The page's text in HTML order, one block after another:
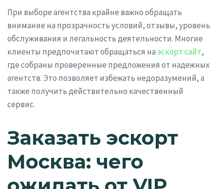
При выборе агентства крайне важно обращать
внимание на прозрачность условий, отзывы, уровень
обслуживания и легальность деятельности. Многие
клиенты предпочитают обращаться наэскорт сайт,
где собраны проверенные предложения от надежных
агентств. Это позволяет избежать недоразумений, а
также получить действительно качественный
сервис.
Заказать эскорт
Москва: чего